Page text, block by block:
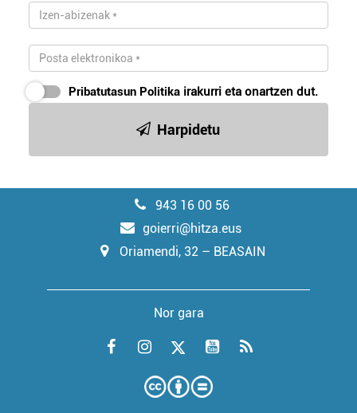
Pribatutasun Politika irakurri eta onartzen dut.
Harpidetu
943 16 00 56
goierri@hitza.eus
Oriamendi, 32 – BEASAIN
Nor gara